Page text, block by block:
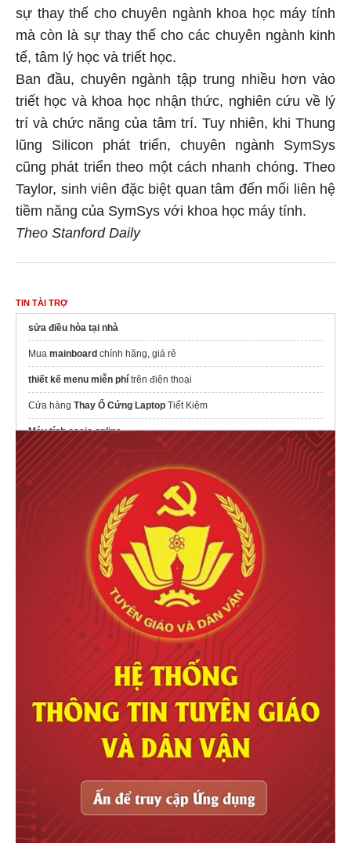
sự thay thế cho chuyên ngành khoa học máy tính
mà còn là sự thay thế cho các chuyên ngành kinh
tế, tâm lý học và triết học.
Ban đầu, chuyên ngành tập trung nhiều hơn vào
triết học và khoa học nhận thức, nghiên cứu về lý
trí và chức năng của tâm trí. Tuy nhiên, khi Thung
lũng Silicon phát triển, chuyên ngành SymSys
cũng phát triển theo một cách nhanh chóng. Theo
Taylor, sinh viên đặc biệt quan tâm đến mối liên hệ
tiềm năng của SymSys với khoa học máy tính.
Theo Stanford Daily
TIN TÀI TRỢ
sửa điều hòa tại nhà
Mua mainboard chính hãng, giá rẻ
thiết kế menu miễn phí trên điện thoại
Cửa hàng Thay Ổ Cứng Laptop Tiết Kiệm
Máy tính casio online